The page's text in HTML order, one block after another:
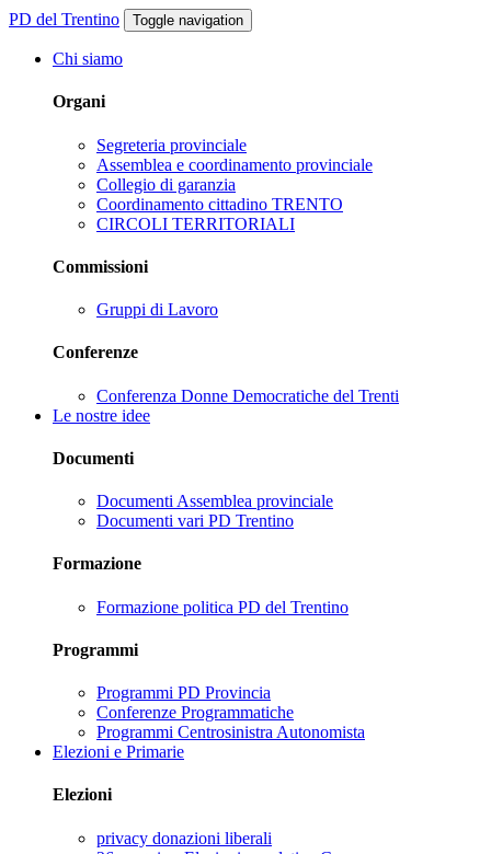
PD del Trentino Toggle navigation
Chi siamo
Organi
Segreteria provinciale
Assemblea e coordinamento provinciale
Collegio di garanzia
Coordinamento cittadino TRENTO
CIRCOLI TERRITORIALI
Commissioni
Gruppi di Lavoro
Conferenze
Conferenza Donne Democratiche del Trenti
Le nostre idee
Documenti
Documenti Assemblea provinciale
Documenti vari PD Trentino
Formazione
Formazione politica PD del Trentino
Programmi
Programmi PD Provincia
Conferenze Programmatiche
Programmi Centrosinistra Autonomista
Elezioni e Primarie
Elezioni
privacy donazioni liberali